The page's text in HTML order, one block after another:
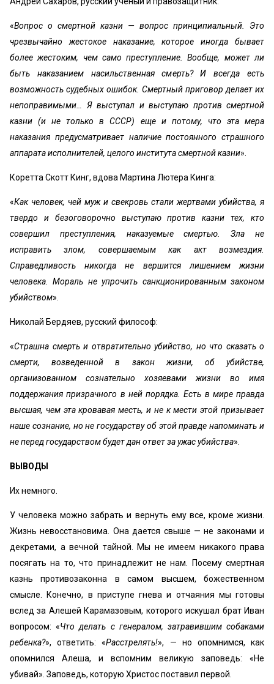
«Вопрос о смертной казни — вопрос принципиальный. Это
чрезвычайно жестокое наказание, которое иногда бывает
более жестоким, чем само преступление. Вообще, может ли
быть наказанием насильственная смерть? И всегда есть
возможность судебных ошибок. Смертный приговор делает их
непоправимыми… Я выступал и выступаю против смертной
казни (и не только в СССР) еще и потому, что эта мера
наказания предусматривает наличие постоянного страшного
аппарата исполнителей, целого института смертной казни».
Коретта Скотт Кинг, вдова Мартина Лютера Кинга:
«Как человек, чей муж и свекровь стали жертвами убийства, я
твердо и безоговорочно выступаю против казни тех, кто
совершил преступления, наказуемые смертью. Зла не
исправить злом, совершаемым как акт возмездия.
Справедливость никогда не вершится лишением жизни
человека. Мораль не упрочить санкционированным законом
убийством».
Николай Бердяев, русский философ:
«Страшна смерть и отвратительно убийство, но что сказать о
смерти, возведенной в закон жизни, об убийстве,
организованном сознательно хозяевами жизни во имя
поддержания призрачного в ней порядка. Есть в мире правда
высшая, чем эта кровавая месть, и не к мести этой призывает
наше сознание, но не государству об этой правде напоминать и
не перед государством будет дан ответ за ужас убийства».
ВЫВОДЫ
Их немного.
У человека можно забрать и вернуть ему все, кроме жизни.
Жизнь невосстановима. Она дается свыше — не законами и
декретами, а вечной тайной. Мы не имеем никакого права
посягать на то, что принадлежит не нам. Посему смертная
казнь противозаконна в самом высшем, божественном
смысле. Конечно, в приступе гнева и отчаяния мы готовы
вслед за Алешей Карамазовым, которого искушал брат Иван
вопросом: «Что делать с генералом, затравившим собаками
ребенка?», ответить: «Расстрелять!», — но опомнимся, как
опомнился Алеша, и вспомним великую заповедь: «Не
убивай». Заповедь, которую Христос поставил первой.